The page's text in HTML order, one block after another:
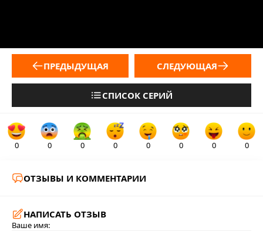
ПРЕДЫДУЩАЯ
СПИСОК СЕРИЙ
СЛЕДУЮЩАЯ
0 0 0 0 0 0 0 0
ОТЗЫВЫ И КОММЕНТАРИИ
НАПИСАТЬ ОТЗЫВ
Ваше имя: